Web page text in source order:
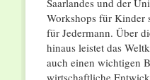
Saarlandes und der
Workshops für Kinder
für Jedermann. Über
hinaus leistet das
auch einen wichtigen